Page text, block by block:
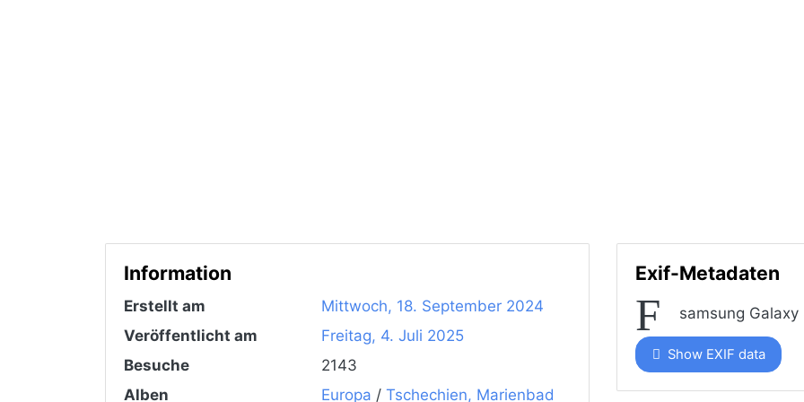
Information
Erstellt am
Mittwoch, 18. September 2024
Veröffentlicht am
Freitag, 4. Juli 2025
Besuche
2143
Alben
Europa / Tschechien, Marienbad
Exif-Metadaten
samsung Galaxy
Show EXIF data